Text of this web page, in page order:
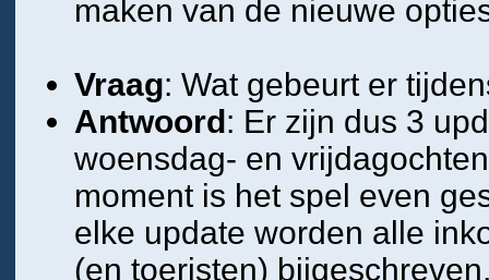
maken van de nieuwe
Vraag: Wat gebeurt er
Antwoord : Er zijn dus 3
woensdag- en
moment is het spel even
elke update worden alle
(en toeristen)